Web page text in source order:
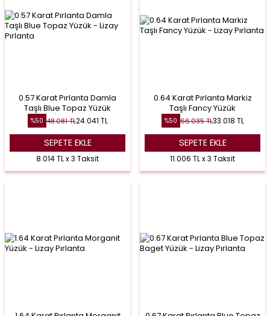
0.57 Karat Pırlanta Damla
Taşlı Blue Topaz Yüzük
%50 48.081TL24.041 TL
SEPETE EKLE
8.014 TL x 3 Taksit
0.64 Karat Pırlanta Markiz
Taşlı Fancy Yüzük
%50 66.035TL33.018 TL
SEPETE EKLE
11.006 TL x 3 Taksit